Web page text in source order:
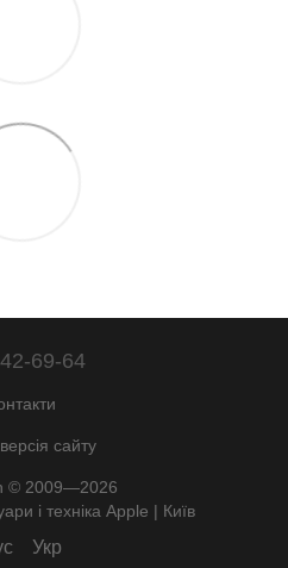
69-64
сайту
© 2009—2026
і техніка Apple | Київ
Укр